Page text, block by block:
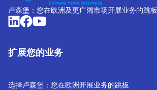
卢森堡：您在欧洲及更广阔市场开展业务的跳板
扩展您的业务
选择卢森堡：您在欧洲开展业务的跳板